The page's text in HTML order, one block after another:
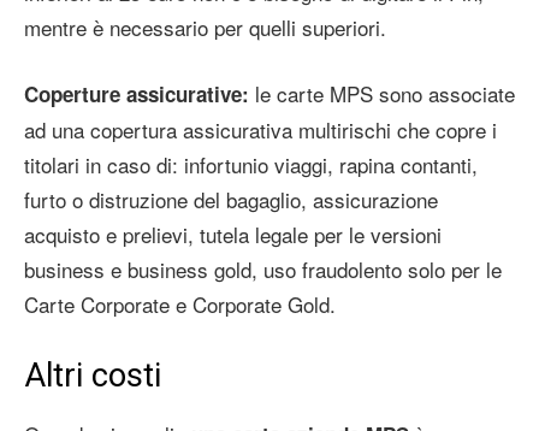
mentre è necessario per quelli superiori.
Coperture assicurative: le carte MPS sono associate
ad una copertura assicurativa multirischi che copre i
titolari in caso di: infortunio viaggi, rapina contanti,
furto o distruzione del bagaglio, assicurazione
acquisto e prelievi, tutela legale per le versioni
business e business gold, uso fraudolento solo per le
Carte Corporate e Corporate Gold.
Altri costi